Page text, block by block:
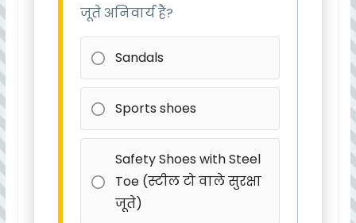
जूते अनिवार्य हैं?
Sandals
Sports shoes
Safety Shoes with Steel
Toe (स्टील टो वाले सुरक्षा
जूते)